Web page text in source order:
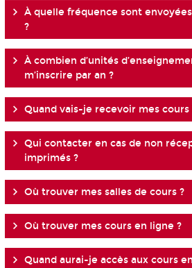
À quelle fréquence sont
?
À combien d’unités
m’inscrire par an ?
Quand vais-je recevoir mes cours
Qui contacter en cas de non
imprimés ?
Où trouver mes salles de cours ?
Où trouver mes cours en ligne ?
Quand aurai-je accès aux cours